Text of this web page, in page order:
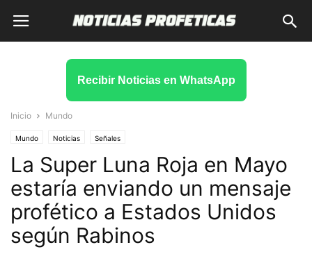
Recibir Noticias en WhatsApp
Inicio Mundo
Mundo Noticias Señales
La Super Luna Roja en Mayo
estaría enviando un mensaje
profético a Estados Unidos
según Rabinos